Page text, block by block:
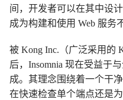
间，开发者可以在其中设
成为构建和使用 Web 服务
被 Kong Inc.（广泛采用的
后，Insomnia 现在受益于
成。其理念围绕着一个干
在快速检查单个端点还是